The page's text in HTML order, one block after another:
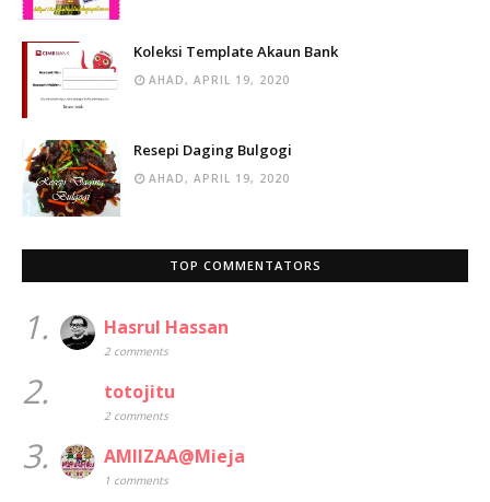
Koleksi Template Akaun Bank
AHAD, APRIL 19, 2020
Resepi Daging Bulgogi
AHAD, APRIL 19, 2020
TOP COMMENTATORS
1. Hasrul Hassan
2 comments
2. totojitu
2 comments
3. AMIIZAA@Mieja
1 comments